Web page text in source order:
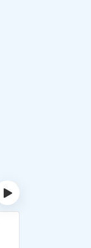
›